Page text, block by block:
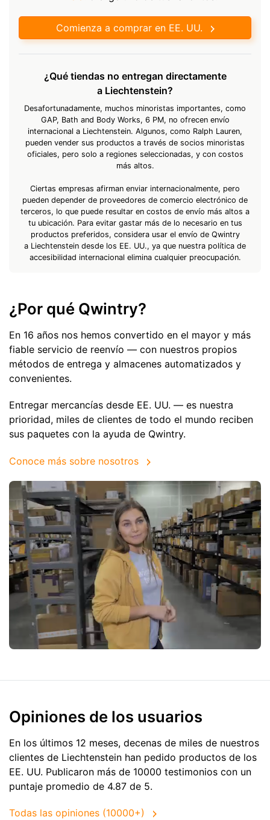
Comienza a comprar en EE. UU.
¿Qué tiendas no entregan directamente
a Liechtenstein?
Desafortunadamente, muchos minoristas importantes, como
GAP, Bath and Body Works, 6 PM, no ofrecen envío
internacional a Liechtenstein. Algunos, como Ralph Lauren,
pueden vender sus productos a través de socios minoristas
oficiales, pero solo a regiones seleccionadas, y con costos
más altos.
Ciertas empresas afirman enviar internacionalmente, pero
pueden depender de proveedores de comercio electrónico de
terceros, lo que puede resultar en costos de envío más altos a
tu ubicación. Para evitar gastar más de lo necesario en tus
productos preferidos, considera usar el envío de Qwintry
a Liechtenstein desde los EE. UU., ya que nuestra política de
accesibilidad internacional elimina cualquier preocupación.
¿Por qué Qwintry?
En 16 años nos hemos convertido en el mayor y más
fiable servicio de reenvío — con nuestros propios
métodos de entrega y almacenes automatizados y
convenientes.
Entregar mercancías desde EE. UU. — es nuestra
prioridad, miles de clientes de todo el mundo reciben
sus paquetes con la ayuda de Qwintry.
Conoce más sobre nosotros
Opiniones de los usuarios
En los últimos 12 meses, decenas de miles de nuestros
clientes de Liechtenstein han pedido productos de los
EE. UU. Publicaron más de 10000 testimonios con un
puntaje promedio de 4.87 de 5.
Todas las opiniones (10000+)